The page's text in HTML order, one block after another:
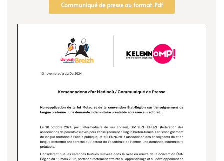
Communiqué de presse au format .Pdf